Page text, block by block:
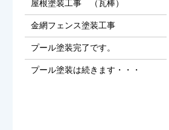
屋根塗装工事 （瓦棒）
金網フェンス塗装工事
プール塗装完了です。
プール塗装は続きます・・・